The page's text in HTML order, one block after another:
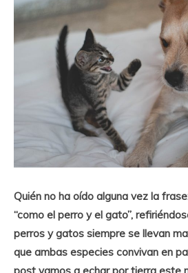
Quién no ha oído alguna vez la
“como el perro y el gato”,
perros y gatos siempre se llevan
que ambas especies convivan en